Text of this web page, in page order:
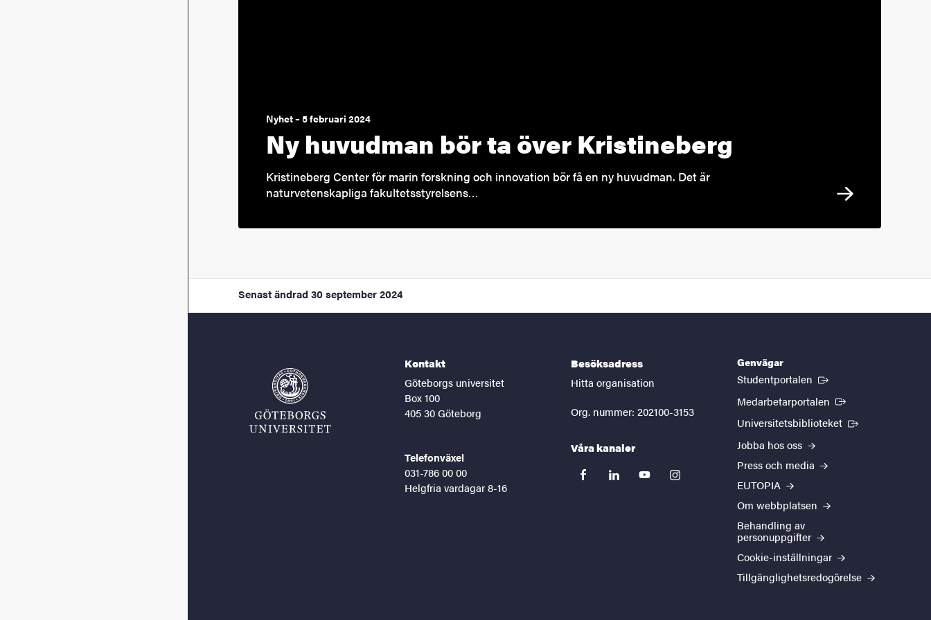
Nyhet – 5 februari 2024
Ny huvudman bör ta över Kristineberg
Kristineberg Center för marin forskning och innovation bör få en ny huvudman. Det är
naturvetenskapliga fakultetsstyrelsens…
Senast ändrad 30 september 2024
Kontakt
Göteborgs universitet
Box 100
405 30 Göteborg
Telefonväxel
031-786 00 00
Helgfria vardagar 8-16
Besöksadress
Hitta organisation
Org. nummer: 202100-3153
Våra kanaler
facebooklinkedinyoutubeinstagram
Genvägar
Studentportalen (Extern länk)
Medarbetarportalen (Extern länk)
Universitetsbiblioteket (Extern länk)
Jobba hos oss
Press och media
EUTOPIA
Om webbplatsen
Behandling av
personuppgifter
Cookie-inställningar
Tillgänglighetsredogörelse